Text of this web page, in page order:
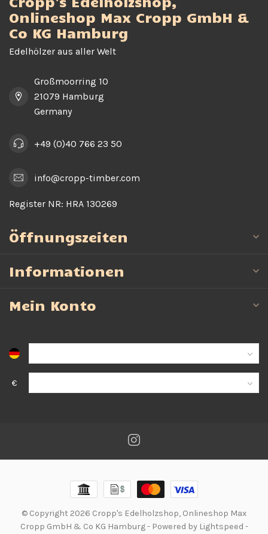
Onlineshop Max Cropp GmbH &
Co KG Hamburg
Edelhölzer aus aller Welt
Großmoorring 10
21079 Hamburg
Germany
+49 (0)40 766 23 50
info@cropp-timber.com
Register NR: HRA 130269
Öffnungszeiten
Informationen
Mein Konto
€
© Copyright 2026 Cropp's Edelholzshop, Onlineshop Max
Cropp GmbH & Co KG Hamburg- Powered by Lightspeed -